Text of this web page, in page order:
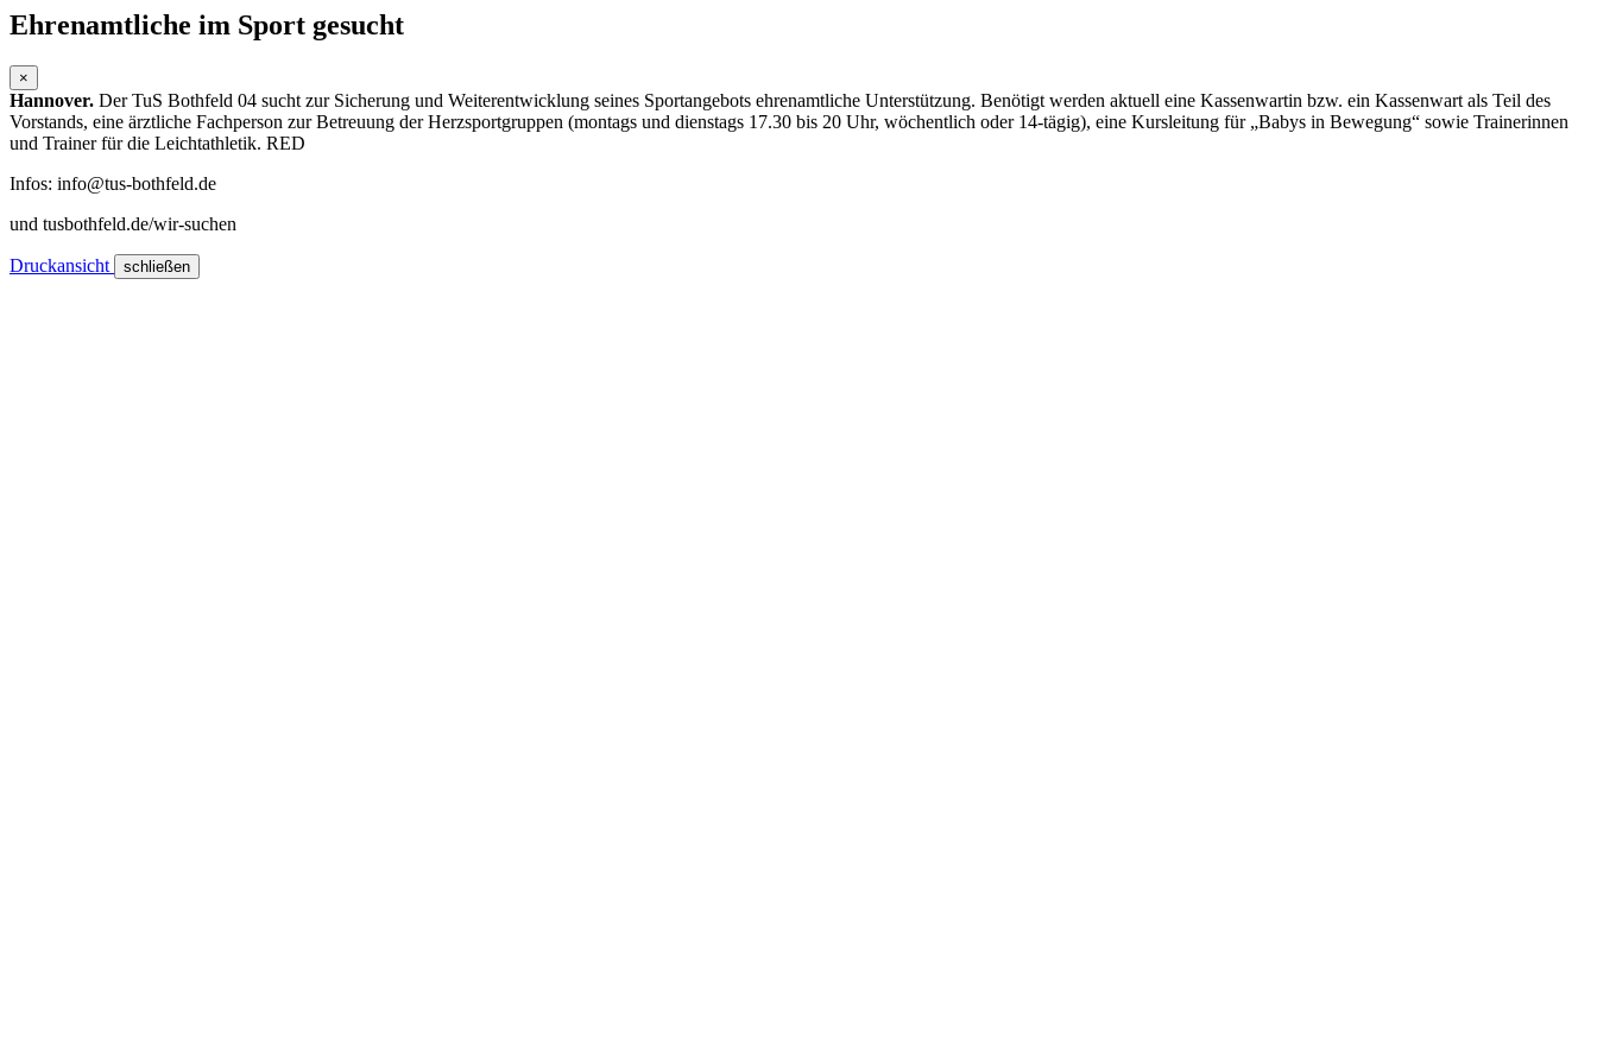
Ehrenamtliche im Sport gesucht
×
Hannover. Der TuS Bothfeld 04 sucht zur Sicherung und Weiterentwicklung seines Sportangebots ehrenamtliche Unterstützung. Benötigt werden aktuell eine Kassenwartin bzw. ein Kassenwart als Teil des
Vorstands, eine ärztliche Fachperson zur Betreuung der Herzsportgruppen (montags und dienstags 17.30 bis 20 Uhr, wöchentlich oder 14-tägig), eine Kursleitung für „Babys in Bewegung“ sowie Trainerinnen
und Trainer für die Leichtathletik. RED
Infos: info@tus-bothfeld.de
und tusbothfeld.de/wir-suchen
Druckansicht schließen